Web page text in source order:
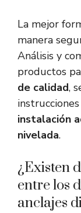
La mejor
manera
Análisis y
productos
de calidad,
instalación
nivelada.
¿Existen
entre los
anclajes